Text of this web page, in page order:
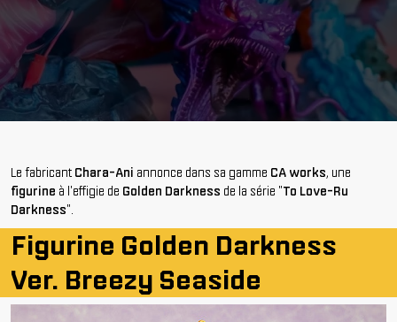
Le fabricant Chara-Ani annonce dans sa gamme CA works, une
figurine à l'effigie de Golden Darkness de la série "To Love-Ru
Darkness".
Figurine Golden Darkness
Ver. Breezy Seaside